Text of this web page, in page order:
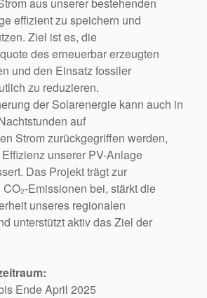
effizient zu speichern und
Ziel ist es, die
des erneuerbar erzeugten
und den Einsatz fossiler
zu reduzieren.
der Solarenergie kann auch in
auf
Strom zurückgegriffen werden,
unserer PV-Anlage
Das Projekt trägt zur
Emissionen bei, stärkt die
unseres regionalen
unterstützt aktiv das Ziel der
Ende April 2025